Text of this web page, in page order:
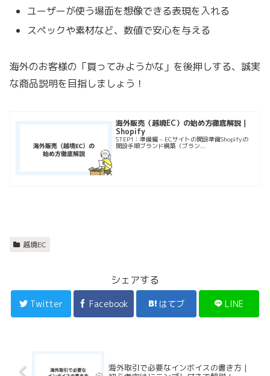
ユーザーが使う場面を想像できる表現を入れる
スペックや素材など、数値で安心を与える
海外のお客様の「買ってみようかな」を後押しする、誠実
な商品説明を目指しましょう！
海外販売（越境EC）の始め方徹底解説｜
Shopify
STEP1：準備編 – ECサイトの開設準備Shopifyの
開設手順ブランド構築（ブラン...
越境EC
シェアする
Twitter Facebook はてブ LINE
海外取引で必要なインボイスの書き方｜